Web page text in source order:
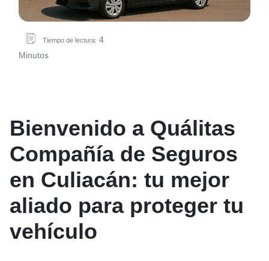
Tiempo de lectura: 4
Minutos
Bienvenido a Quálitas
Compañía de Seguros
en Culiacán: tu mejor
aliado para proteger tu
vehículo